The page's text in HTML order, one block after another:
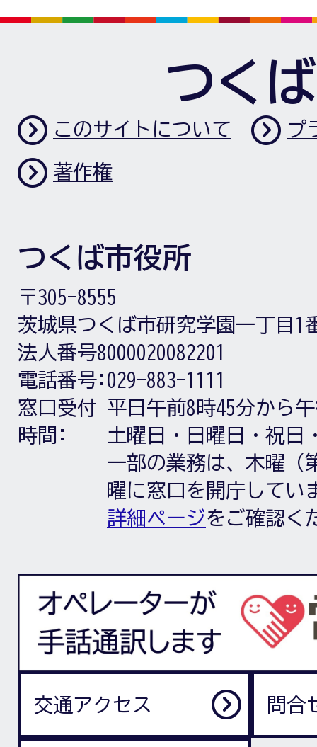
つく
このサイトについて プ
著作権
つくば市役所
〒305-8555
茨城県つくば市研究学園一丁目1
法人番号8000020082201
電話番号: 029-883-1111
窓口受付
時間:
平日午前8時45分から
土曜日・日曜日・祝日
一部の業務は、木曜（
曜に窓口を開庁してい
詳細ページをご確認く
交通アクセス 問合